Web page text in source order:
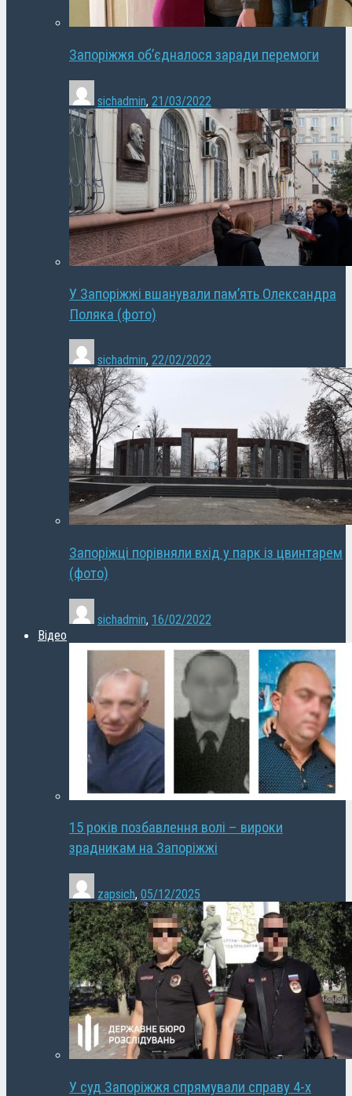
Запоріжжя об’єдналося заради перемоги
sichadmin, 21/03/2022
У Запоріжжі вшанували пам’ять Олександра
Поляка (фото)
sichadmin, 22/02/2022
Запоріжці порівняли вхід у парк із цвинтарем
(фото)
sichadmin, 16/02/2022
Відео
15 років позбавлення волі – вироки
зрадникам на Запоріжжі
zapsich, 05/12/2025
У суд Запоріжжя спрямували справу 4-х